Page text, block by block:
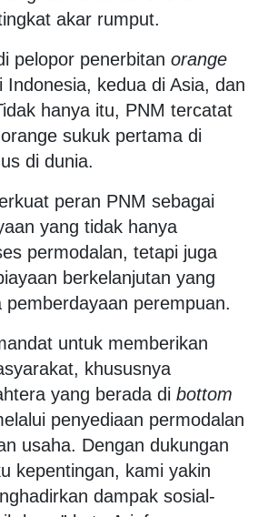
akar rumput.
pelopor penerbitan orange
Indonesia, kedua di Asia, dan
hanya itu, PNM tercatat
sukuk pertama di
di dunia.
peran PNM sebagai
yang tidak hanya
permodalan, tetapi juga
berkelanjutan yang
pemberdayaan perempuan.
untuk memberikan
khususnya
yang berada di bottom
penyediaan permodalan
usaha. Dengan dukungan
kepentingan, kami yakin
dampak sosial-